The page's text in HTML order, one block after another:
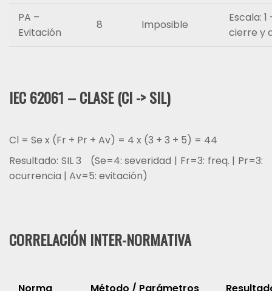
PA –
Evitación
8 Imposible
Escala:
cierre y
IEC 62061 – CLASE (Cl -> SIL)
Cl = Se x (Fr + Pr + Av) = 4 x (3 + 3 + 5) = 44
Resultado: SIL 3 (Se=4: severidad | Fr=3: freq. | Pr=3:
ocurrencia | Av=5: evitación)
CORRELACIÓN INTER-NORMATIVA